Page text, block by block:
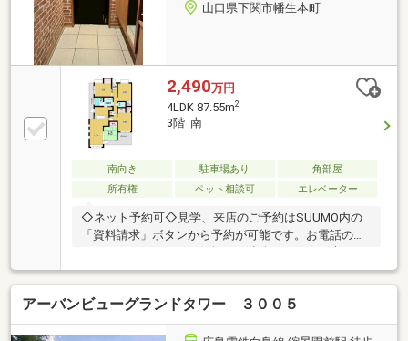
山口県下関市幡生本町
2,490万円
4LDK 87.55m2
3階 南
南向き 駐車場あり
角部屋
所有権
ペット相談可 エレベーター
◇ネット予約可◇見学、来店のご予約はSUUMO内の
「資料請求」ボタンから予約が可能です。お電話の方
もちろん平日の夕方からのご見学・ご相談も承ってお
ります。◇現地見学の見どころ◇・収納の位置や陽当
たりを現地でお確かめください・スマートフォンやデ
ジカメで物件を撮影いただくことも可能です【どんな
アーバンビューグランドタワー ３００５